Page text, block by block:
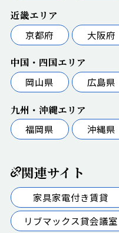
近畿エリア
京都府
大阪府
中国・四国エリア
岡山県
広島県
九州・沖縄エリア
福岡県
沖縄県
関連サイト
家具家電付き賃貸
リブマックス貸会議室